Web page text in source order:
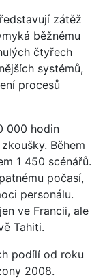
zátěž
běžnému
čtyřech
systémů,
procesů
000 hodin
Během
1 450 scénářů.
počasí,
personálu.
ve Francii, ale
Tahiti.
podílí od roku
2008.